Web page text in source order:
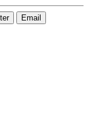
Email